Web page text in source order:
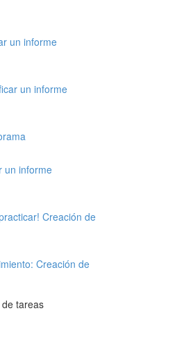
un informe
un informe
un informe
Creación de
Creación de
tareas